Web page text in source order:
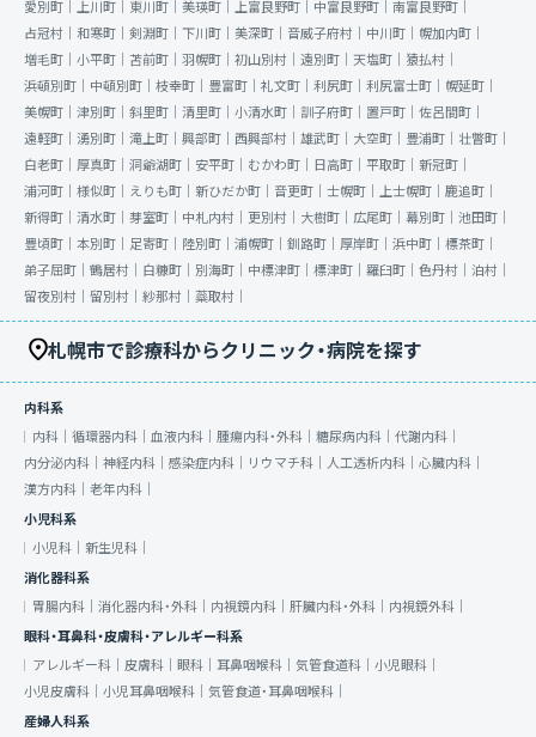
愛別町｜ 上川町｜ 東川町｜ 美瑛町｜ 上富良野町｜ 中富良野町｜ 南富良野町｜
占冠村｜ 和寒町｜ 剣淵町｜ 下川町｜ 美深町｜ 音威子府村｜ 中川町｜ 幌加内町｜
増毛町｜ 小平町｜ 苫前町｜ 羽幌町｜ 初山別村｜ 遠別町｜ 天塩町｜ 猿払村｜
浜頓別町｜ 中頓別町｜ 枝幸町｜ 豊富町｜ 礼文町｜ 利尻町｜ 利尻富士町｜ 幌延町｜
美幌町｜ 津別町｜ 斜里町｜ 清里町｜ 小清水町｜ 訓子府町｜ 置戸町｜ 佐呂間町｜
遠軽町｜ 湧別町｜ 滝上町｜ 興部町｜ 西興部村｜ 雄武町｜ 大空町｜ 豊浦町｜ 壮瞥町｜
白老町｜ 厚真町｜ 洞爺湖町｜ 安平町｜ むかわ町｜ 日高町｜ 平取町｜ 新冠町｜
浦河町｜ 様似町｜ えりも町｜ 新ひだか町｜ 音更町｜ 士幌町｜ 上士幌町｜ 鹿追町｜
新得町｜ 清水町｜ 芽室町｜ 中札内村｜ 更別村｜ 大樹町｜ 広尾町｜ 幕別町｜ 池田町｜
豊頃町｜ 本別町｜ 足寄町｜ 陸別町｜ 浦幌町｜ 釧路町｜ 厚岸町｜ 浜中町｜ 標茶町｜
弟子屈町｜ 鶴居村｜ 白糠町｜ 別海町｜ 中標津町｜ 標津町｜ 羅臼町｜ 色丹村｜ 泊村｜
留夜別村｜ 留別村｜ 紗那村｜ 蘂取村｜
札幌市で診療科からクリニック・病院を探す
内科系
内科｜ 循環器内科｜ 血液内科｜ 腫瘍内科・外科｜ 糖尿病内科｜ 代謝内科｜
内分泌内科｜ 神経内科｜ 感染症内科｜ リウマチ科｜ 人工透析内科｜ 心臓内科｜
漢方内科｜ 老年内科｜
小児科系
小児科｜ 新生児科｜
消化器科系
胃腸内科｜ 消化器内科・外科｜ 内視鏡内科｜ 肝臓内科・外科｜ 内視鏡外科｜
眼科・耳鼻科・皮膚科・アレルギー科系
アレルギー科｜ 皮膚科｜ 眼科｜ 耳鼻咽喉科｜ 気管食道科｜ 小児眼科｜
小児皮膚科｜ 小児耳鼻咽喉科｜ 気管食道・耳鼻咽喉科｜
産婦人科系